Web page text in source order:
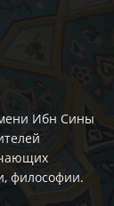
Ибн Сины
философии.